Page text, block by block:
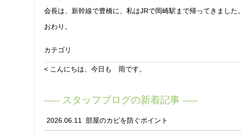
会長は、新幹線で豊橋に、私はJRで岡崎駅まで帰ってきました。
おわり。
カテゴリ
< こんにちは、今日も 雨です。
スタッフブログの新着記事
2026.06.11 部屋のカビを防ぐポイント